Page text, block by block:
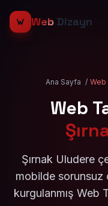
Web Dizayn
Ana Sayfa / Web
Web
Şırnak Uludere
mobilde sorunsuz
kurgulanmış Web